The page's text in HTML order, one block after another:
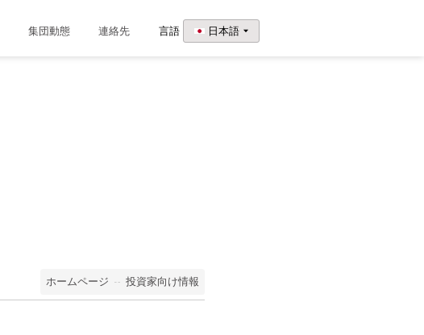
集団動態 連絡先 言語 日本語
ホームページ 投資家向け情報